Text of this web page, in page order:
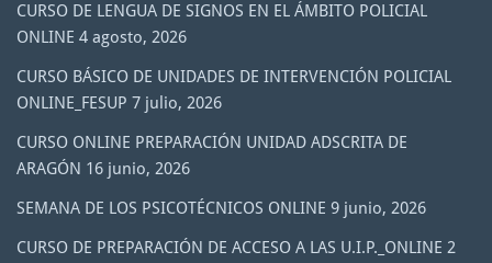
CURSO DE LENGUA DE SIGNOS EN EL ÁMBITO POLICIAL
ONLINE 4 agosto, 2026
CURSO BÁSICO DE UNIDADES DE INTERVENCIÓN POLICIAL
ONLINE_FESUP 7 julio, 2026
CURSO ONLINE PREPARACIÓN UNIDAD ADSCRITA DE
ARAGÓN 16 junio, 2026
SEMANA DE LOS PSICOTÉCNICOS ONLINE 9 junio, 2026
CURSO DE PREPARACIÓN DE ACCESO A LAS U.I.P._ONLINE 2